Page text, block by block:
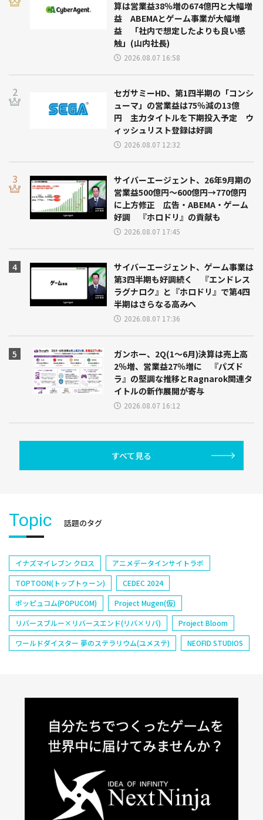
算は営業益38％増の674億円と大幅増
益 ABEMAとゲーム事業が大幅増
益 「社内で想定したよりも良い感
触」(山内社長)
2026.08.07 16:58
セガサミーHD、第1四半期の「コンシ
ューマ」の営業益は75％減の13億
円 主力タイトルを下期投入予定 ウ
ィッシュリスト登録は好調
2026.08.07 12:32
サイバーエージェント、26年9月期の
営業益500億円～600億円→770億円
に上方修正 広告・ABEMA・ゲーム
好調 『ホロドリ』の貢献も
2026.08.07 17:45
サイバーエージェント、ゲーム事業は
第3四半期も好調続く 『エンドレス
ラグナロク』と『ホロドリ』で第4四
半期はさらなる高みへ
2026.08.07 17:36
ガンホー、2Q(1～6月)決算は売上高
2％増、営業益27％増に 『パズド
ラ』の堅調な推移とRagnarok関連タ
イトルの新作展開が寄与
2026.08.07 16:12
すべて見る
Topic 話題のタグ
イナズマイレブン クロス
アニメデータインサイトラボ
TOPTOON(トップトゥーン)
CEDEC 2024
ポッピュコム(POPUCOM)
Project Mugen(仮)
リバースブルー×リバースエンド(リバ×リバ)
Project Bloom
ワールドダイスター 夢のステラリウム(ユメステ)
NEOFID STUDIOS